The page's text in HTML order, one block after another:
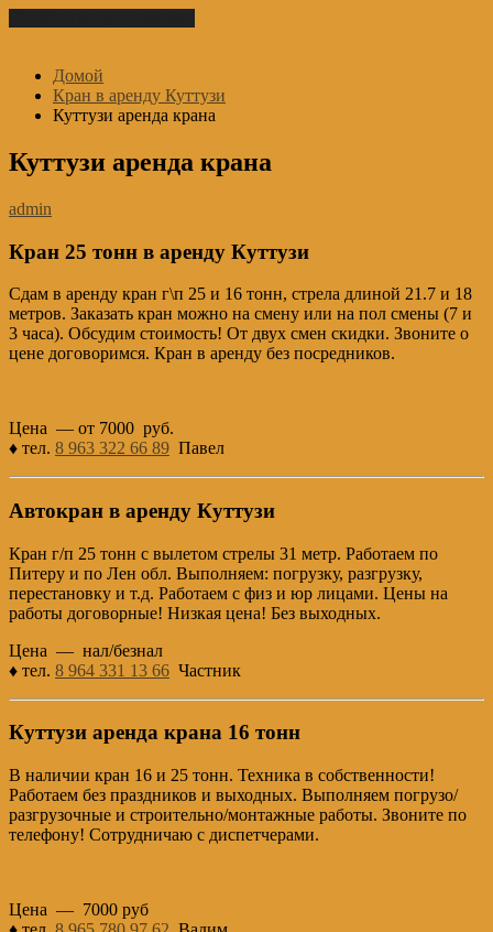
Домой
Кран в аренду Куттузи
Куттузи аренда крана
Куттузи аренда крана
admin
Кран 25 тонн в аренду Куттузи
Сдам в аренду кран г\п 25 и 16 тонн, стрела длиной 21.7 и 18
метров. Заказать кран можно на смену или на пол смены (7 и
3 часа). Обсудим стоимость! От двух смен скидки. Звоните о
цене договоримся. Кран в аренду без посредников.
Цена — от 7000 руб.
♦ тел. 8 963 322 66 89 Павел
Автокран в аренду Куттузи
Кран г/п 25 тонн с вылетом стрелы 31 метр. Работаем по
Питеру и по Лен обл. Выполняем: погрузку, разгрузку,
перестановку и т.д. Работаем с физ и юр лицами. Цены на
работы договорные! Низкая цена! Без выходных.
Цена — нал/безнал
♦ тел. 8 964 331 13 66 Частник
Куттузи аренда крана 16 тонн
В наличии кран 16 и 25 тонн. Техника в собственности!
Работаем без праздников и выходных. Выполняем погрузо/
разгрузочные и строительно/монтажные работы. Звоните по
телефону! Сотрудничаю с диспетчерами.
Цена — 7000 руб